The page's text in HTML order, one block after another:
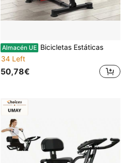
Almacén UE Bicicletas Estáticas
34 Left
50,78€